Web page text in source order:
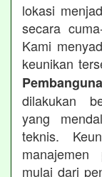
lokasi
secara
Kami
keunikan
dilakukan
yang
teknis.
mulai dari